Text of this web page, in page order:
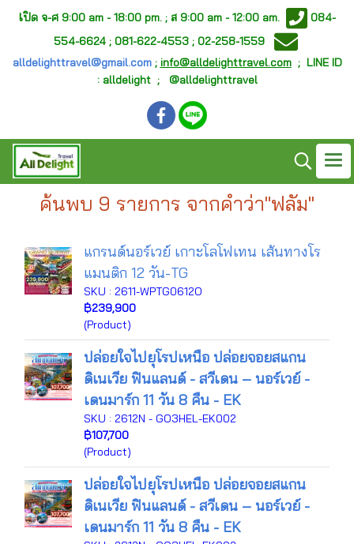
เปิด จ-ศ 9:00 am - 18:00 pm. ; ส 9:00 am - 12:00 am.
084-
554-6624 ; 081-622-4553 ; 02-258-1559
alldelighttravel@gmail.com; info@alldelighttravel.com; LINE ID
: alldelight ; @alldelighttravel
ค้นพบ 9 รายการ จากคำว่า"ฟลัม"
แกรนด์นอร์เวย์ เกาะโลโฟเทน เส้นทางโร
แมนติก 12 วัน-TG
SKU : 2611-WPTG0612O
฿239,900
(Product)
ปล่อยใจไปยุโรปเหนือ ปล่อยจอยสแกน
ดิเนเวีย ฟินแลนด์ - สวีเดน – นอร์เวย์ -
เดนมาร์ก 11 วัน 8 คืน - EK
SKU : 2612N - GO3HEL-EK002
฿107,700
(Product)
ปล่อยใจไปยุโรปเหนือ ปล่อยจอยสแกน
ดิเนเวีย ฟินแลนด์ - สวีเดน – นอร์เวย์ -
เดนมาร์ก 11 วัน 8 คืน - EK